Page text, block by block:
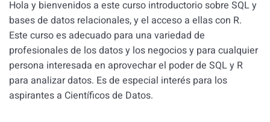
Hola y bienvenidos a este curso introductorio sobre SQL y
bases de datos relacionales, y el acceso a ellas con R.
Este curso es adecuado para una variedad de
profesionales de los datos y los negocios y para cualquier
persona interesada en aprovechar el poder de SQL y R
para analizar datos. Es de especial interés para los
aspirantes a Científicos de Datos.